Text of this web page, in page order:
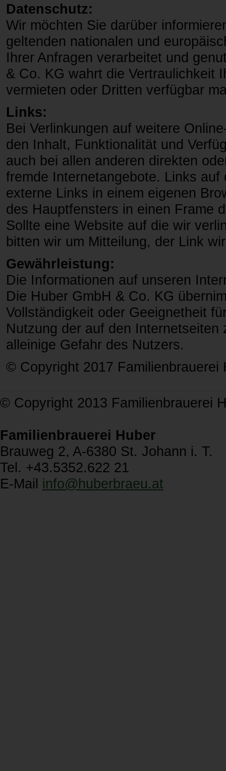
Datenschutz:
Wir möchten Sie darüber
geltenden nationalen und
Ihrer Anfragen verarbeitet und
& Co. KG wahrt die Vertraulichkeit
vermieten oder Dritten verfügbar
Links:
Bei Verlinkungen auf weitere
den Inhalt, Funktionalität und
auch bei allen anderen direkten
fremde Internetangebote. Links
externe Links in einem eigenen
des Hauptfensters in einen Frame
Sollte eine Website auf die wir
bitten wir um Mitteilung, der Link
Gewährleistung:
Die Informationen auf unseren
Die Huber GmbH & Co. KG
Vollständigkeit oder Geeignetheit
Nutzung der auf den
alleinige Gefahr des Nutzers.
© Copyright 2017 Familienbrauerei
© Copyright 2013 Familienbrauerei
Familienbrauerei Huber
Brauweg 2, A-6380 St. Johann i. T.
Tel. +43.5352.622 21
E-Mail info@huberbraeu.at